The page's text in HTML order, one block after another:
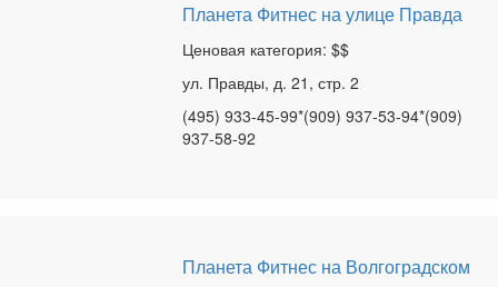
Планета Фитнес на улице Правда
Ценовая категория: $$
ул. Правды, д. 21, стр. 2
(495) 933-45-99*(909) 937-53-94*(909)
937-58-92
Планета Фитнес на Волгоградском